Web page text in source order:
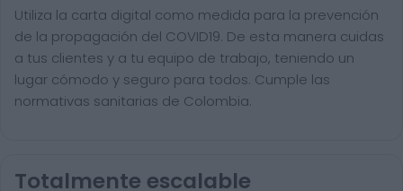
Utiliza la carta digital como medida para la prevención
de la propagación del COVID19. De esta manera cuidas
a tus clientes y a tu equipo de trabajo, teniendo un
lugar cómodo y seguro para todos. Cumple las
normativas sanitarias de Colombia.
Totalmente escalable